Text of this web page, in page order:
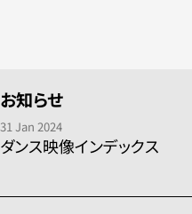
お知らせ
31 Jan 2024
ダンス映像インデックス